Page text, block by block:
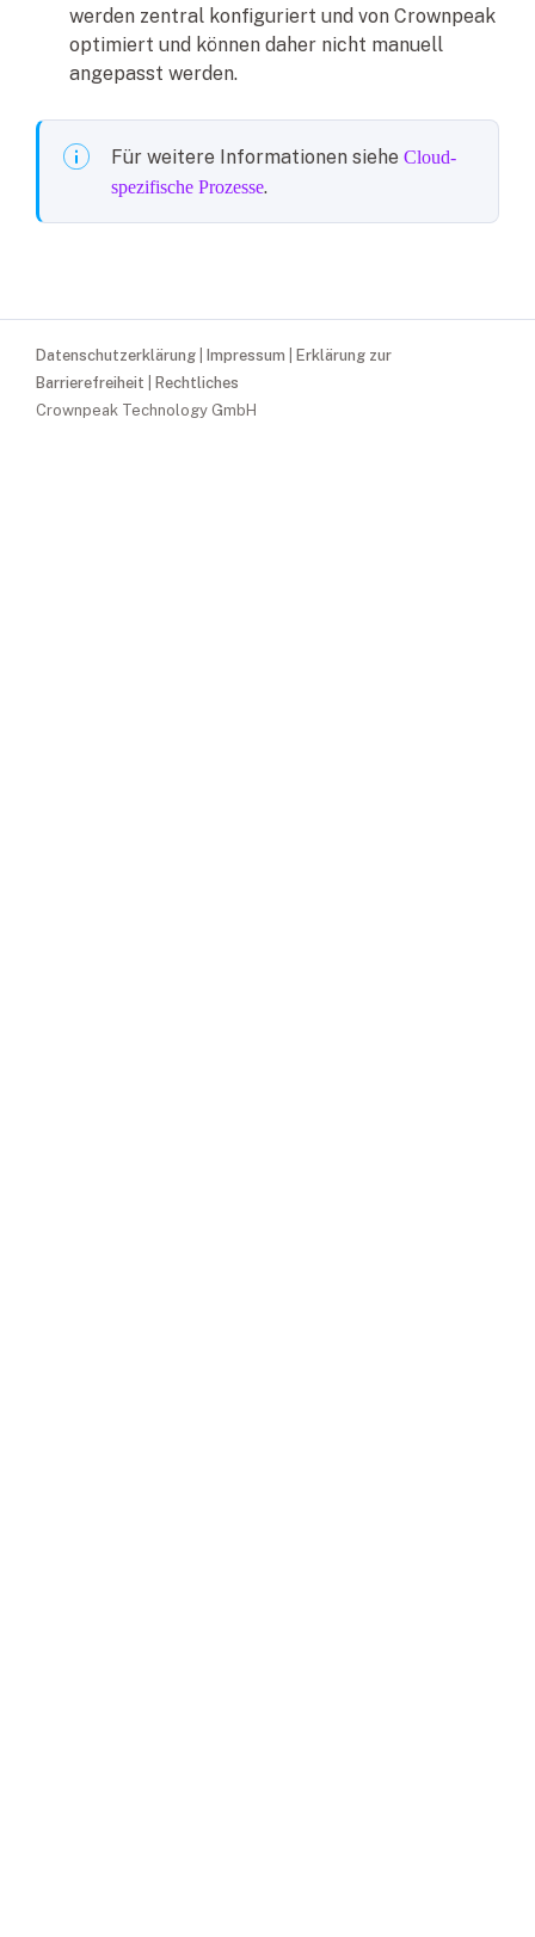
werden zentral konfiguriert und von Crownpeak
optimiert und können daher nicht manuell
angepasst werden.
Für weitere Informationen siehe Cloud-
spezifische Prozesse.
Datenschutzerklärung Impressum
Erklärung zur
Barrierefreiheit
Rechtliches
Crownpeak Technology GmbH